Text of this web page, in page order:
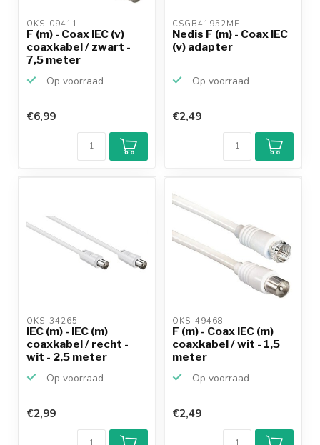
OKS-09411
F (m) - Coax IEC (v)
coaxkabel / zwart -
7,5 meter
Op voorraad
€6,99
CSGB41952ME
Nedis F (m) - Coax IEC
(v) adapter
Op voorraad
€2,49
OKS-34265
IEC (m) - IEC (m)
coaxkabel / recht -
wit - 2,5 meter
Op voorraad
€2,99
OKS-49468
F (m) - Coax IEC (m)
coaxkabel / wit - 1,5
meter
Op voorraad
€2,49